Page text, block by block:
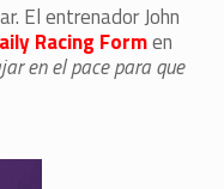
El entrenador John
Racing Formen
en el pace para que